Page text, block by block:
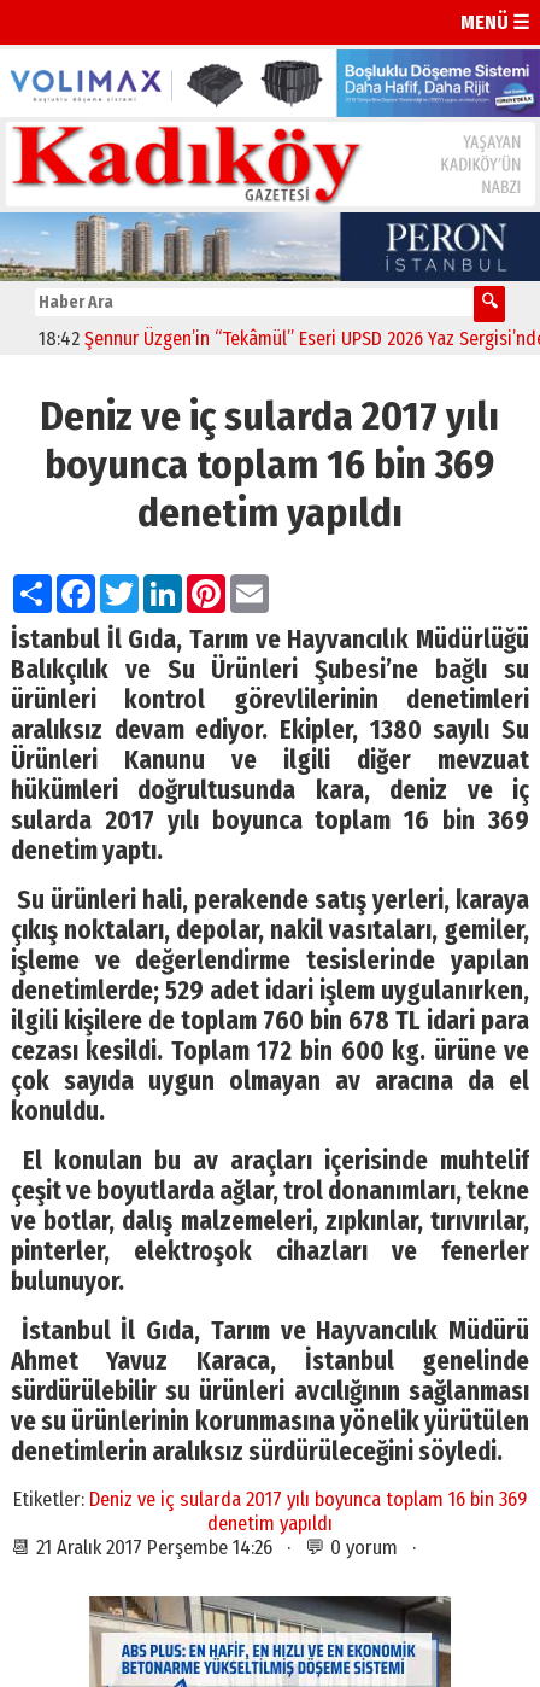
MENÜ ☰
18:42 Şennur Üzgen’in “Tekâmül” Eseri UPSD 2026 Yaz Sergisi’nde
Deniz ve iç sularda 2017 yılı
boyunca toplam 16 bin 369
denetim yapıldı
PaylaşFacebook
TwitterLinkedIn
Pinterest
Email
İstanbul İl Gıda, Tarım ve Hayvancılık Müdürlüğü
Balıkçılık ve Su Ürünleri Şubesi’ne bağlı su
ürünleri kontrol görevlilerinin denetimleri
aralıksız devam ediyor. Ekipler, 1380 sayılı Su
Ürünleri Kanunu ve ilgili diğer mevzuat
hükümleri doğrultusunda kara, deniz ve iç
sularda 2017 yılı boyunca toplam 16 bin 369
denetim yaptı.
Su ürünleri hali, perakende satış yerleri, karaya
çıkış noktaları, depolar, nakil vasıtaları, gemiler,
işleme ve değerlendirme tesislerinde yapılan
denetimlerde; 529 adet idari işlem uygulanırken,
ilgili kişilere de toplam 760 bin 678 TL idari para
cezası kesildi. Toplam 172 bin 600 kg. ürüne ve
çok sayıda uygun olmayan av aracına da el
konuldu.
El konulan bu av araçları içerisinde muhtelif
çeşit ve boyutlarda ağlar, trol donanımları, tekne
ve botlar, dalış malzemeleri, zıpkınlar, tırıvırılar,
pinterler, elektroşok cihazları ve fenerler
bulunuyor.
İstanbul İl Gıda, Tarım ve Hayvancılık Müdürü
Ahmet Yavuz Karaca, İstanbul genelinde
sürdürülebilir su ürünleri avcılığının sağlanması
ve su ürünlerinin korunmasına yönelik yürütülen
denetimlerin aralıksız sürdürüleceğini söyledi.
Etiketler: Deniz ve iç sularda 2017 yılı boyunca toplam 16 bin 369
denetim yapıldı
📆 21 Aralık 2017 Perşembe 14:26 · 💬 0 yorum ·